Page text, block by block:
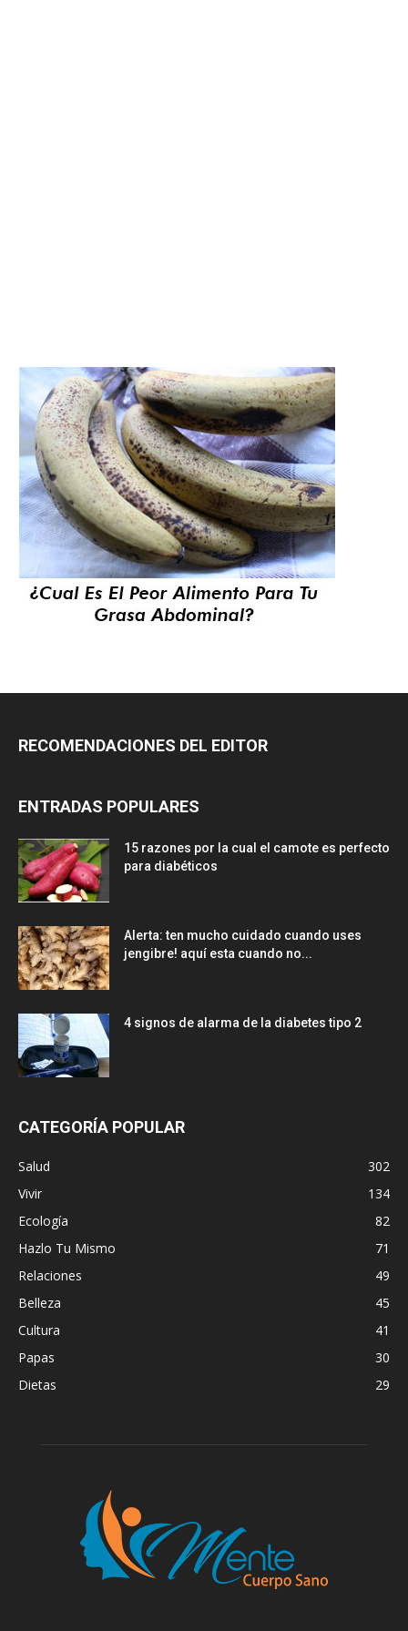
RECOMENDACIONES DEL EDITOR
ENTRADAS POPULARES
15 razones por la cual el camote es perfecto
para diabéticos
Alerta: ten mucho cuidado cuando uses
jengibre! aquí esta cuando no...
4 signos de alarma de la diabetes tipo 2
CATEGORÍA POPULAR
Salud
302
Vivir
134
Ecología
82
Hazlo Tu Mismo
71
Relaciones
49
Belleza
45
Cultura
41
Papas
30
Dietas
29